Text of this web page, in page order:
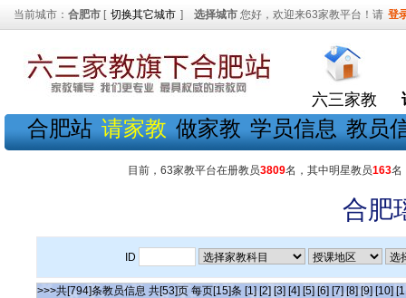
当前城市： 合肥市 [ 切换其它城市 ] 选择城市 您好，欢迎来63家教平台！请 登
六三家教
合肥站 请家教 做家教 学员信息 教员
目前，63家教平台在册教员3809名，其中明星教员163名
合肥
ID
>>>共[794]条教员信息 共[53]页 每页[15]条 [1] [2] [3] [4] [5] [6] [7] [8] [9] [10]